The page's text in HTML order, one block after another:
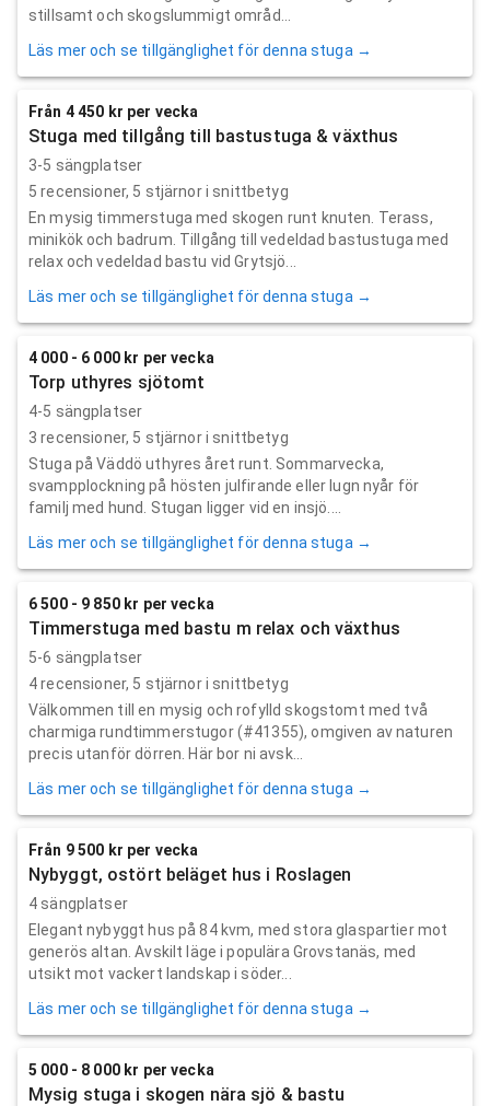
stillsamt och skogslummigt områd...
Läs mer och se tillgänglighet för denna stuga →
Från 4 450 kr per vecka
Stuga med tillgång till bastustuga & växthus
3-5 sängplatser
5 recensioner, 5 stjärnor i snittbetyg
En mysig timmerstuga med skogen runt knuten. Terass,
minikök och badrum. Tillgång till vedeldad bastustuga med
relax och vedeldad bastu vid Grytsjö...
Läs mer och se tillgänglighet för denna stuga →
4 000 - 6 000 kr per vecka
Torp uthyres sjötomt
4-5 sängplatser
3 recensioner, 5 stjärnor i snittbetyg
Stuga på Väddö uthyres året runt. Sommarvecka,
svampplockning på hösten julfirande eller lugn nyår för
familj med hund. Stugan ligger vid en insjö....
Läs mer och se tillgänglighet för denna stuga →
6 500 - 9 850 kr per vecka
Timmerstuga med bastu m relax och växthus
5-6 sängplatser
4recensioner, 5 stjärnor i snittbetyg
Välkommen till en mysig och rofylld skogstomt med två
charmiga rundtimmerstugor (#41355), omgiven av naturen
precis utanför dörren. Här bor ni avsk...
Läs mer och se tillgänglighet för denna stuga →
Från 9 500 kr per vecka
Nybyggt, ostört beläget hus i Roslagen
4 sängplatser
Elegant nybyggt hus på 84 kvm, med stora glaspartier mot
generös altan. Avskilt läge i populära Grovstanäs, med
utsikt mot vackert landskap i söder...
Läs mer och se tillgänglighet för denna stuga →
5 000 - 8 000 kr per vecka
Mysig stuga i skogen nära sjö & bastu